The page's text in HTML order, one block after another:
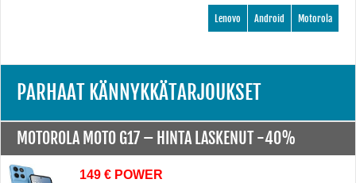
Motorola
Android
Lenovo
PARHAAT KÄNNYKKÄTARJOUKSET
MOTOROLA MOTO G17 – HINTA LASKENUT -40%
149 € POWER